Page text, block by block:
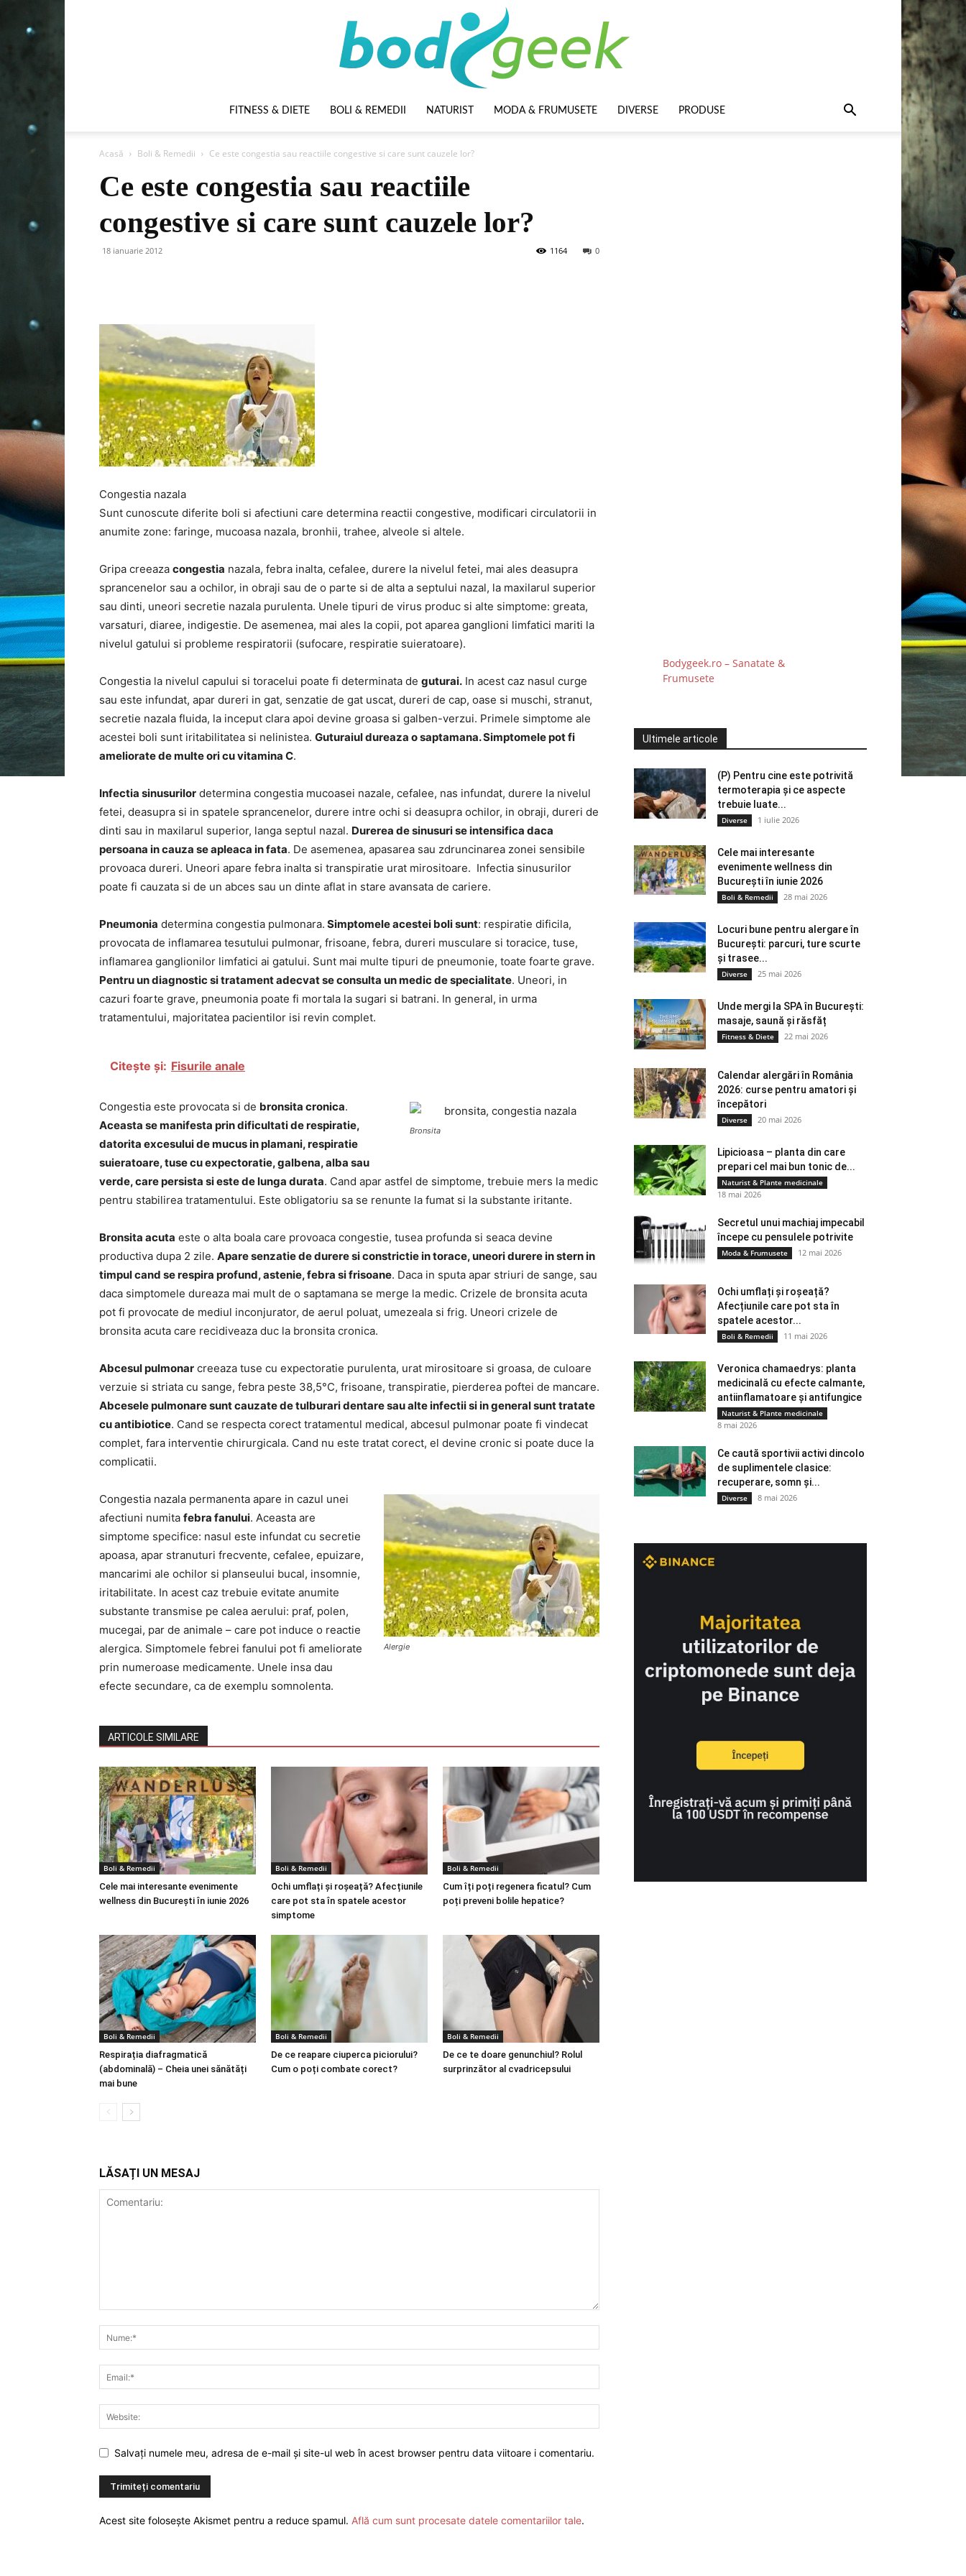
FITNESS & DIETE BOLI & REMEDII NATURIST MODA & FRUMUSETE DIVERSE PRODUSE
Acasă Boli & Remedii Ce este congestia sau reactiile congestive si care sunt cauzele lor?
Ce este congestia sau reactiile
congestive si care sunt cauzele lor?
18 ianuarie 2012 0
1164
Congestia nazala
Sunt cunoscute diferite boli si afectiuni care determina reactii congestive, modificari circulatorii in
anumite zone: faringe, mucoasa nazala, bronhii, trahee, alveole si altele.
Gripa creeaza congestia nazala, febra inalta, cefalee, durere la nivelul fetei, mai ales deasupra
sprancenelor sau a ochilor, in obraji sau de o parte si de alta a septului nazal, la maxilarul superior
sau dinti, uneori secretie nazala purulenta. Unele tipuri de virus produc si alte simptome: greata,
varsaturi, diaree, indigestie. De asemenea, mai ales la copii, pot aparea ganglioni limfatici mariti la
nivelul gatului si probleme respiratorii (sufocare, respiratie suieratoare).
Congestia la nivelul capului si toracelui poate fi determinata de guturai. In acest caz nasul curge
sau este infundat, apar dureri in gat, senzatie de gat uscat, dureri de cap, oase si muschi, stranut,
secretie nazala fluida, la inceput clara apoi devine groasa si galben-verzui. Primele simptome ale
acestei boli sunt iritabilitatea si nelinistea. Guturaiul dureaza o saptamana. Simptomele pot fi
ameliorate de multe ori cu vitamina C.
Infectia sinusurilor determina congestia mucoasei nazale, cefalee, nas infundat, durere la nivelul
fetei, deasupra si in spatele sprancenelor, durere intre ochi si deasupra ochilor, in obraji, dureri de
dinti sau in maxilarul superior, langa septul nazal. Durerea de sinusuri se intensifica daca
persoana in cauza se apleaca in fata. De asemenea, apasarea sau zdruncinarea zonei sensibile
provoaca dureri. Uneori apare febra inalta si transpiratie urat mirositoare. Infectia sinusurilor
poate fi cauzata si de un abces sau un dinte aflat in stare avansata de cariere.
Pneumonia determina congestia pulmonara. Simptomele acestei boli sunt: respiratie dificila,
provocata de inflamarea tesutului pulmonar, frisoane, febra, dureri musculare si toracice, tuse,
inflamarea ganglionilor limfatici ai gatului. Sunt mai multe tipuri de pneumonie, toate foarte grave.
Pentru un diagnostic si tratament adecvat se consulta un medic de specialitate. Uneori, in
cazuri foarte grave, pneumonia poate fi mortala la sugari si batrani. In general, in urma
tratamentului, majoritatea pacientilor isi revin complet.
Citește și: Fisurile anale
Bronsita
Congestia este provocata si de bronsita cronica.
Aceasta se manifesta prin dificultati de respiratie,
datorita excesului de mucus in plamani, respiratie
suieratoare, tuse cu expectoratie, galbena, alba sau
verde, care persista si este de lunga durata. Cand apar astfel de simptome, trebuie mers la medic
pentru stabilirea tratamentului. Este obligatoriu sa se renunte la fumat si la substante iritante.
Bronsita acuta este o alta boala care provoaca congestie, tusea profunda si seaca devine
productiva dupa 2 zile. Apare senzatie de durere si constrictie in torace, uneori durere in stern in
timpul cand se respira profund, astenie, febra si frisoane. Daca in sputa apar striuri de sange, sau
daca simptomele dureaza mai mult de o saptamana se merge la medic. Crizele de bronsita acuta
pot fi provocate de mediul inconjurator, de aerul poluat, umezeala si frig. Uneori crizele de
bronsita acuta care recidiveaza duc la bronsita cronica.
Abcesul pulmonar creeaza tuse cu expectoratie purulenta, urat mirositoare si groasa, de culoare
verzuie si striata cu sange, febra peste 38,5°C, frisoane, transpiratie, pierderea poftei de mancare.
Abcesele pulmonare sunt cauzate de tulburari dentare sau alte infectii si in general sunt tratate
cu antibiotice. Cand se respecta corect tratamentul medical, abcesul pulmonar poate fi vindecat
complet, fara interventie chirurgicala. Cand nu este tratat corect, el devine cronic si poate duce la
complicatii.
Alergie
Congestia nazala permanenta apare in cazul unei
afectiuni numita febra fanului. Aceasta are
simptome specifice: nasul este infundat cu secretie
apoasa, apar stranuturi frecvente, cefalee, epuizare,
mancarimi ale ochilor si planseului bucal, insomnie,
iritabilitate. In acest caz trebuie evitate anumite
substante transmise pe calea aerului: praf, polen,
mucegai, par de animale – care pot induce o reactie
alergica. Simptomele febrei fanului pot fi ameliorate
prin numeroase medicamente. Unele insa dau
efecte secundare, ca de exemplu somnolenta.
ARTICOLE SIMILARE
Boli & Remedii
Cele mai interesante evenimente
wellness din București în iunie 2026
Boli & Remedii
Ochi umflați și roșeață? Afecțiunile
care pot sta în spatele acestor
simptome
Boli & Remedii
Cum îți poți regenera ficatul? Cum
poți preveni bolile hepatice?
Boli & Remedii
Respirația diafragmatică
(abdominală) – Cheia unei sănătăți
mai bune
Boli & Remedii
De ce reapare ciuperca piciorului?
Cum o poți combate corect?
Boli & Remedii
De ce te doare genunchiul? Rolul
surprinzător al cvadricepsului
LĂSAȚI UN MESAJ
Salvați numele meu, adresa de e-mail și site-ul web în acest browser pentru data viitoare i comentariu.
Acest site folosește Akismet pentru a reduce spamul. Află cum sunt procesate datele comentariilor tale.
Bodygeek.ro – Sanatate &
Frumusete
Ultimele articole
(P) Pentru cine este potrivită
termoterapia și ce aspecte
trebuie luate...
Diverse 1 iulie 2026
Cele mai interesante
evenimente wellness din
București în iunie 2026
Boli & Remedii 28 mai 2026
Locuri bune pentru alergare în
București: parcuri, ture scurte
și trasee...
Diverse 25 mai 2026
Unde mergi la SPA în București:
masaje, saună și răsfăț
Fitness & Diete 22 mai 2026
Calendar alergări în România
2026: curse pentru amatori și
începători
Diverse 20 mai 2026
Lipicioasa – planta din care
prepari cel mai bun tonic de...
Naturist & Plante medicinale
18 mai 2026
Secretul unui machiaj impecabil
începe cu pensulele potrivite
Moda & Frumusete 12 mai 2026
Ochi umflați și roșeață?
Afecțiunile care pot sta în
spatele acestor...
Boli & Remedii 11 mai 2026
Veronica chamaedrys: planta
medicinală cu efecte calmante,
antiinflamatoare și antifungice
Naturist & Plante medicinale
8 mai 2026
Ce caută sportivii activi dincolo
de suplimentele clasice:
recuperare, somn și...
Diverse 8 mai 2026